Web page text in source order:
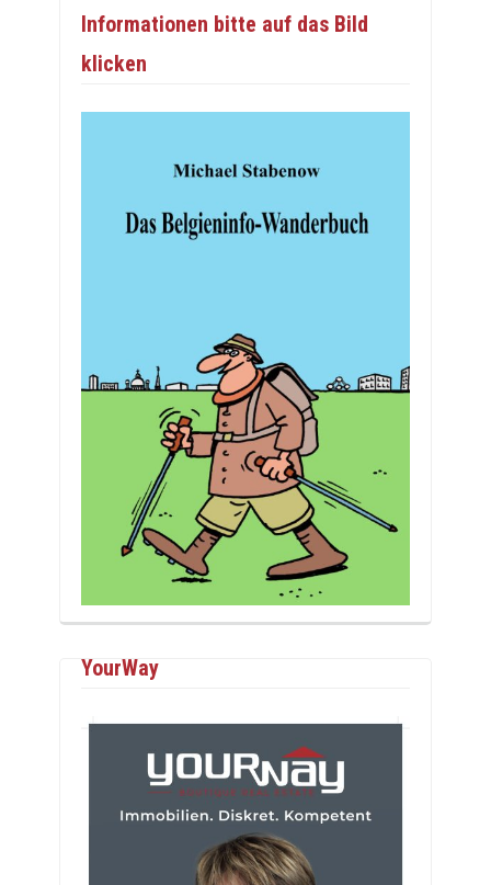
Informationen bitte auf das Bild
klicken
YourWay